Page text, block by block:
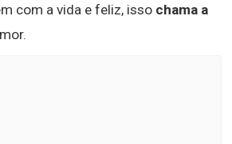
com a vida e feliz, isso chama a